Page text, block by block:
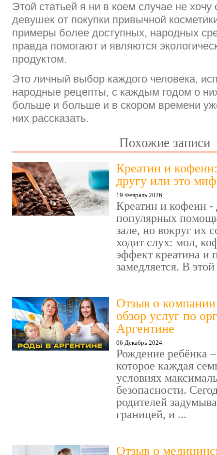
Этой статьей я ни в коем случае не хочу
девушек от покупки привычной
примеры более доступных, народных
правда помогают и являются
продуктом.
Это личный выбор каждого человека,
народные рецепты, с каждым годом о
больше и больше и в скором времени
них рассказать.
Похожие записи
Креатин и
другу или это
19 Февраль 2026
Креатин и кофеин -
популярных
зале, но вокруг их
ходит слух: мол,
эффект креатина и
замедляется. В этой
Отзыв о
обзор услуг по
Аргентине
06 Декабрь 2024
Рождение ребёнка
которое каждая
условиях
безопасности.
родителей
границей, и ...
Отзыв о